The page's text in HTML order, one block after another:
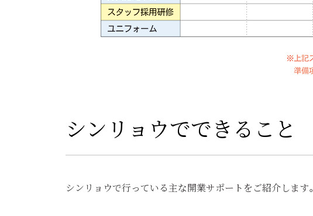
シンリョウでできること
シンリョウで行っている主な開業サポートをご紹介します。